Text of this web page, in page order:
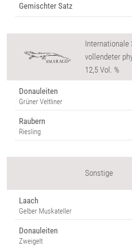
Gemischter Satz
Internationale
vollendeter
12,5 Vol. %
Donauleiten
Grüner Veltliner
Raubern
Riesling
Sonstige
Laach
Gelber Muskateller
Donauleiten
Zweigelt